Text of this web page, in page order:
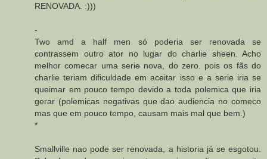
RENOVADA. :)))
-
Two amd a half men só poderia ser renovada se
contrassem outro ator no lugar do charlie sheen. Acho
melhor comecar uma serie nova, do zero. pois os fãs do
charlie teriam dificuldade em aceitar isso e a serie iria se
queimar em pouco tempo devido a toda polemica que iria
gerar (polemicas negativas que dao audiencia no comeco
mas que em pouco tempo, causam mais mal que bem.)
*
Smallville nao pode ser renovada, a historia já se esgotou.